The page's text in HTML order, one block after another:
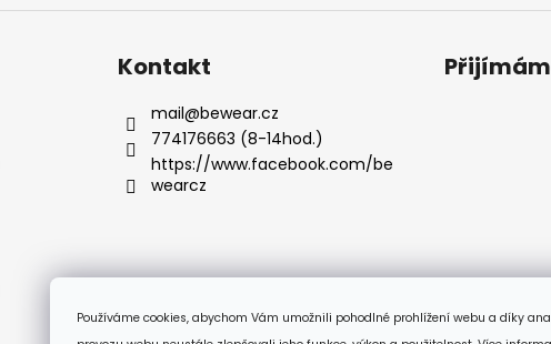
Používáme cookies, abychom Vám umožnili pohodlné prohlížení webu a díky
Kontakt
mail@bewear.cz
774176663 (8-14hod.)
https://www.facebook.com/be
wearcz